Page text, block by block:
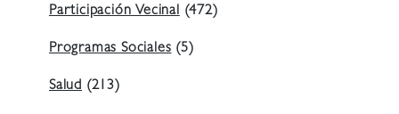
Participación Vecinal (472)
Programas Sociales (5)
Salud (213)